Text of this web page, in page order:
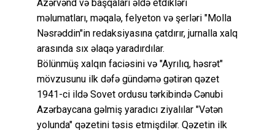
Azərvənd və başqaları əldə etdikləri
məlumatları, məqalə, felyeton və şerləri "Molla
Nəsrəddin"in redaksiyasına çatdırır, jurnalla xalq
arasında sıx əlaqə yaradırdılar.
Bölünmüş xalqın faciəsini və "Ayrılıq, həsrət"
mövzusunu ilk dəfə gündəmə gətirən qəzet
1941-ci ildə Sovet ordusu tərkibində Cənubi
Azərbaycana gəlmiş yaradıcı ziyalılar "Vətən
yolunda" qəzetini təsis etmişdilər. Qəzetin ilk